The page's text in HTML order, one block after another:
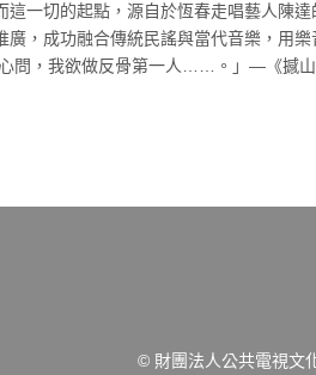
這一切的起點，源自於恆春走唱藝人陳
廣，成功融合傳統民謠與當代音樂，用
問，我欲做反骨第一人……。」—《撼
© 財團法人公共電視